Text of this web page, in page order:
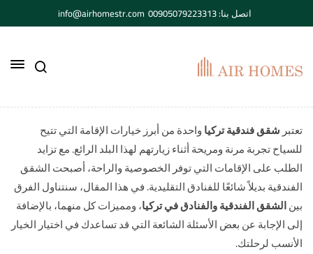
اتصل بنا: 00905079223313 info@airhomestr.com
تعتبرشقق فندقية تركياواحدة من أبرز خيارات الإقامة التي تتيح
للسياح تجربة مرنة ومريحة أثناء زيارتهم لهذا البلد الرائع. مع تزايد
الطلب على الإقامات التي توفر الخصوصية والراحة، أصبحت الشقق
الفندقية بديلاً شائعًا للفنادق التقليدية. في هذا المقال، سنتناول الفرق
بينالشقق الفندقية والفنادق في تركيا، ومميزات كل منهما، بالإضافة
إلى الإجابة عن بعض الأسئلة الشائعة التي قد تساعدك في اختيار الخيار
الأنسب لرحلتك.